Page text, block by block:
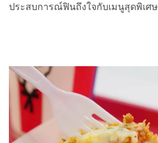
ประสบการณ์ฟินถึงใจกับเมนูสุดพิเศ